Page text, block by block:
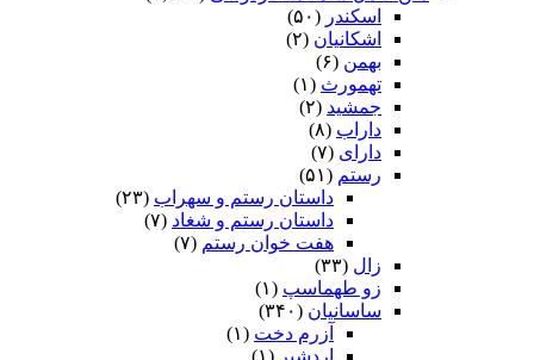
اسکندر (۵۰)
اشکانیان (۲)
بهمن (۶)
تهمورث (۱)
جمشید (۲)
داراب (۸)
دارای (۷)
رستم (۵۱)
داستان رستم و سهراب (۲۳)
داستان رستم و شغاد (۷)
هفت خوان رستم‏ (۷)
زال (۳۳)
زو طهماسپ‏ (۱)
ساسانیان (۳۴۰)
آزرم دخت (۱)